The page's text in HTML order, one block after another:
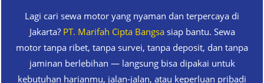
Lagi cari sewa motor yang nyaman dan terpercaya di
Jakarta? PT. Marifah Cipta Bangsasiap bantu. Sewa
motor tanpa ribet, tanpa survei, tanpa deposit, dan tanpa
jaminan berlebihan — langsung bisa dipakai untuk
kebutuhan harianmu, jalan-jalan, atau keperluan pribadi